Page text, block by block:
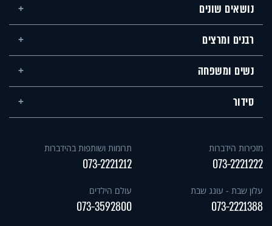
נושאים שונים
רבנים ומרצים
נשים ומשפחה
סידור
מזכירות הידברות
073-2221222
תרומות ושותפות בהידברות
073-2221212
עלון שבת - עונג שבת
073-2221388
עולם הילדים
073-3592800